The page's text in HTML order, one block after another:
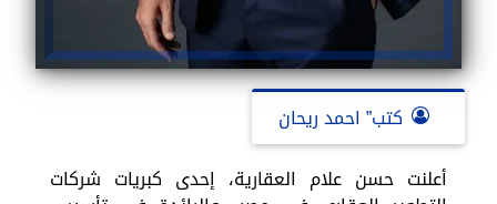
كتب” احمد ريحان
أعلنت حسن علام العقارية، إحدى كبريات شركات